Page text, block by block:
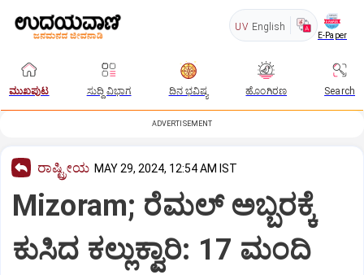
UV English
E-Paper
ಮುಖಪುಟ ಸುದ್ದಿ ವಿಭಾಗ ದಿನ ಭವಿಷ್ಯ ಹೊಂಗಿರಣ Search
ADVERTISEMENT
ರಾಷ್ಟ್ರೀಯ MAY 29, 2024, 12:54 AM IST
Mizoram; ರೆಮಲ್‌ ಅಬ್ಬರಕ್ಕೆ
ಕುಸಿದ ಕಲ್ಲುಕ್ವಾರಿ: 17 ಮಂದಿ